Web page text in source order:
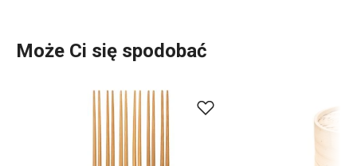
Może Ci się spodobać